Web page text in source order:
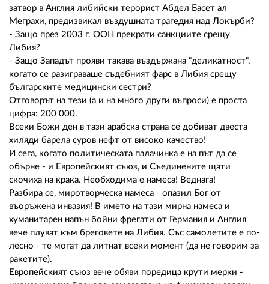
затвор в Англия либийски терорист Абдел Басет ал
Меграхи, предизвикал въздушната трагедия над Локърби?
- Защо през 2003 г. ООН прекрати санкциите срещу
Либия?
- Защо Западът прояви такава въздържана "деликатност",
когато се разиграваше съдебният фарс в Либия срещу
българските медицински сестри?
Отговорът на тези (а и на много други въпроси) е проста
цифра: 200 000.
Всеки Божи ден в тази арабска страна се добиват двеста
хиляди барела суров нефт от високо качество!
И сега, когато политическата палачинка е на път да се
обърне - и Европейският съюз, и Съединените щати
скочиха на крака. Необходима е намеса! Веднага!
Разбира се, миротворческа намеса - опазил Бог от
въоръжена инвазия! В името на тази мирна намеса и
хуманитарен напън бойни фрегати от Германия и Англия
вече плуват към бреговете на Либия. Със самолетите е по-
лесно - те могат да литнат всеки момент (да не говорим за
ракетите).
Европейският съюз вече обяви поредица крути мерки -
02 975 20 35